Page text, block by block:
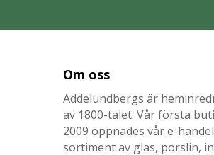
Om oss
Addelundbergs är
av 1800-talet. Vår första
2009 öppnades vår e-
sortiment av glas, porslin,